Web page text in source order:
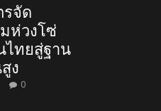
จัด
ห่วงโซ่
ไทยสู่ฐาน
ง
0